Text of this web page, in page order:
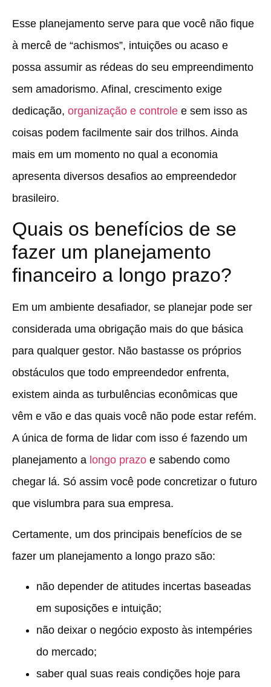
Esse planejamento serve para que você não fique
à mercê de “achismos”, intuições ou acaso e
possa assumir as rédeas do seu empreendimento
sem amadorismo. Afinal, crescimento exige
dedicação, organização e controle e sem isso as
coisas podem facilmente sair dos trilhos. Ainda
mais em um momento no qual a economia
apresenta diversos desafios ao empreendedor
brasileiro.
Quais os benefícios de se
fazer um planejamento
financeiro a longo prazo?
Em um ambiente desafiador, se planejar pode ser
considerada uma obrigação mais do que básica
para qualquer gestor. Não bastasse os próprios
obstáculos que todo empreendedor enfrenta,
existem ainda as turbulências econômicas que
vêm e vão e das quais você não pode estar refém.
A única de forma de lidar com isso é fazendo um
planejamento a longo prazo e sabendo como
chegar lá. Só assim você pode concretizar o futuro
que vislumbra para sua empresa.
Certamente, um dos principais benefícios de se
fazer um planejamento a longo prazo são:
não depender de atitudes incertas baseadas
em suposições e intuição;
não deixar o negócio exposto às intempéries
do mercado;
saber qual suas reais condições hoje para